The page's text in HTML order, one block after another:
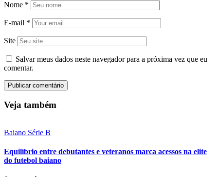
Nome *
E-mail *
Site
Salvar meus dados neste navegador para a próxima vez que eu
comentar.
Veja também
Baiano Série B
Equilíbrio entre debutantes e veteranos marca acessos na elite
do futebol baiano